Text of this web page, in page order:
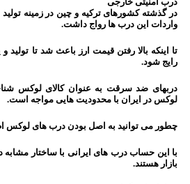
در گذشته کشورهای ترکیه و چین در زمینه
واردات این درب ها رواج داشت.
تا اینکه بالا رفتن قیمت ارز باعث شد تا تولید
رایج شود.
دربهای ضد سرقت به عنوان کالای لوکس
لوکس در ایران با محدودیت هایی مواجه است.
چطور می توانید به اصل بودن درب های لوکس
با این حساب درب های ایرانی با ساختار مشابه
بازار هستند.